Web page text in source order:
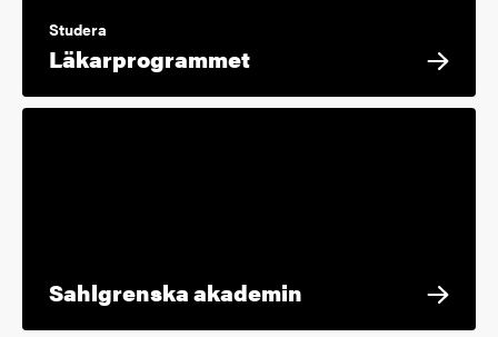
Studera
Läkarprogrammet
Sahlgrenska akademin